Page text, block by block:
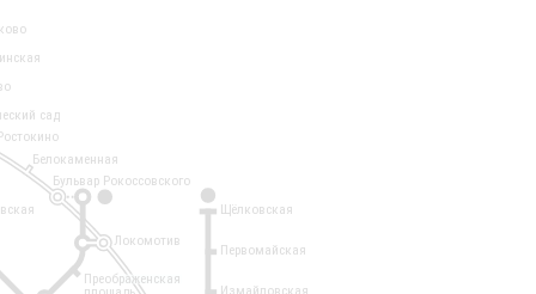
1
Локомотив
сад
Белокаменная
Щёлковская
Первомайская
Измайловская
Бульвар Рокоссовского
Преображенская